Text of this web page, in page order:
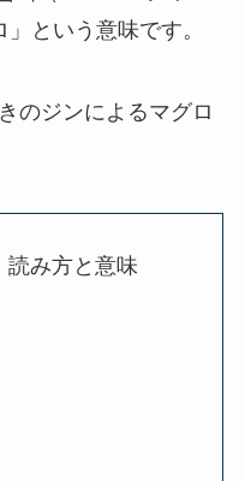
という意味です。
のジンによるマグロ
み方と意味